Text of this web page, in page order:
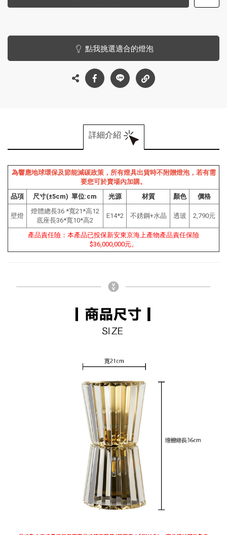
點我挑選適合的燈泡
詳細介紹
為響應地球環保及節能減碳政策，所有燈具出貨時不附贈燈泡，若有需
要您可於賣場內加購。
品項
尺寸(±5cm) 單位:cm 光源 材質 顏色 價格
壁燈
燈體總長36 *寬21*高12
底座長36*寬10*高2
E14*2 不銹鋼+水晶 透玻 2,790元
產品責任險：本產品已投保新安東京海上產物產品責任保險
$36,000,000元。